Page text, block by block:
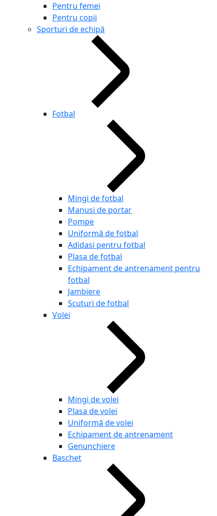
Pentru femei
Pentru copii
Sporturi de echipă
Fotbal
Mingi de fotbal
Manusi de portar
Pompe
Uniformă de fotbal
Adidasi pentru fotbal
Plasa de fotbal
Echipament de antrenament pentru
fotbal
Jambiere
Scuturi de fotbal
Volei
Mingi de volei
Plasa de volei
Uniformă de volei
Echipament de antrenament
Genunchiere
Baschet